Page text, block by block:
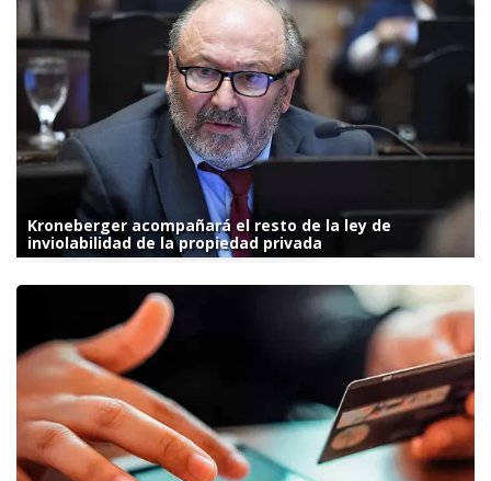
Kroneberger acompañará el resto de la ley de
inviolabilidad de la propiedad privada